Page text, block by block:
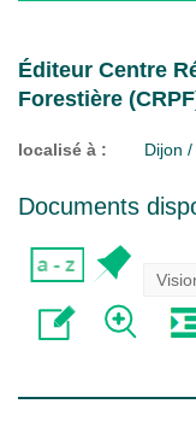
Éditeur Centre
Forestière
localisé à : Dijon /
Documents